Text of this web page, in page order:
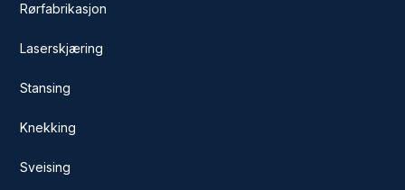
Rørfabrikasjon
Laserskjæring
Stansing
Knekking
Sveising